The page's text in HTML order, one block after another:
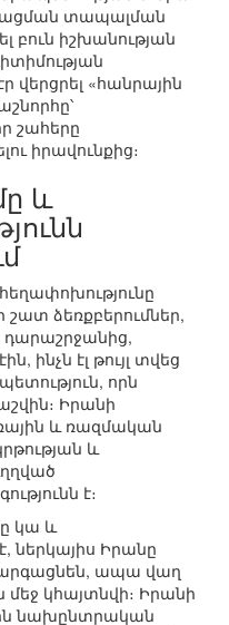
տապալման
բուն իշխանության
վերցրել «հանրային
շահերը
իրավունքից։
և
ձեռքբերումներ,
դարաշրջանից,
ինչն էլ թույլ տվեց
որն
Իրանի
և ռազմական
և
է։
կա և
ներկայիս Իրանը
ապա վաղ
կհայտնվի։ Իրանի
նախընտրական